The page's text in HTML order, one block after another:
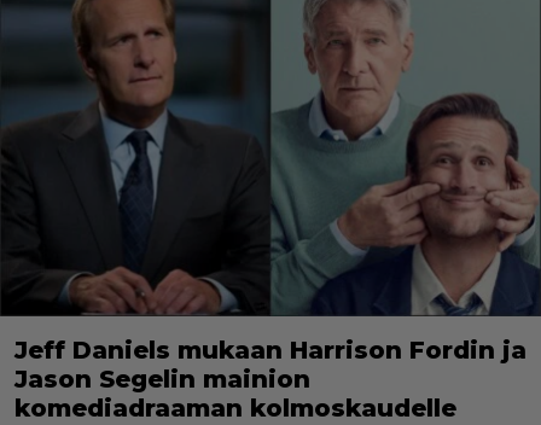
Jeff Daniels mukaan Harrison Fordin ja
Jason Segelin mainion
komediadraaman kolmoskaudelle